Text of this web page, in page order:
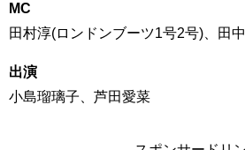
MC
田村淳(ロンドンブーツ1号2号)、田
出演
小島瑠璃子、芦田愛菜